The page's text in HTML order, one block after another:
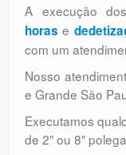
A execução
horas e
com um
Nosso
e Grande São
Executamos
de 2″ ou 8″